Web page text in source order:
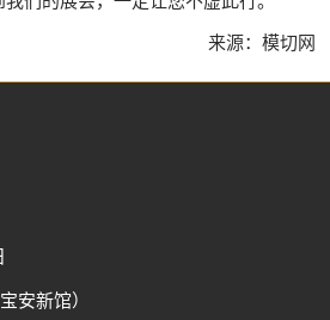
来源：模切网
安新馆）